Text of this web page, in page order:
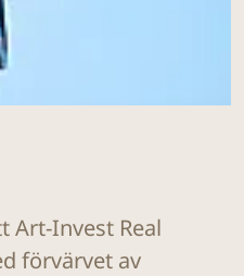
Art-Invest Real
förvärvet av